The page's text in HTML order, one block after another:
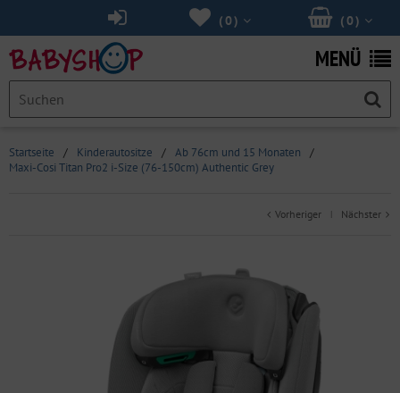
(0 )
(0 )
MENÜ
Startseite / Kinderautositze / Ab 76cm und 15 Monaten
/
Maxi-Cosi Titan Pro2 i-Size (76-150cm) Authentic Grey
Vorheriger | Nächster